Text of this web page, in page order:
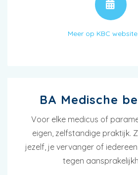
Meer op KBC website
BA Medische
Voor elke medicus of
eigen, zelfstandige praktijk.
jezelf, je vervanger of
tegen